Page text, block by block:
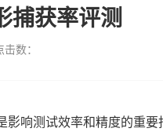
捕获率评测
击数：
响测试效率和精度的重